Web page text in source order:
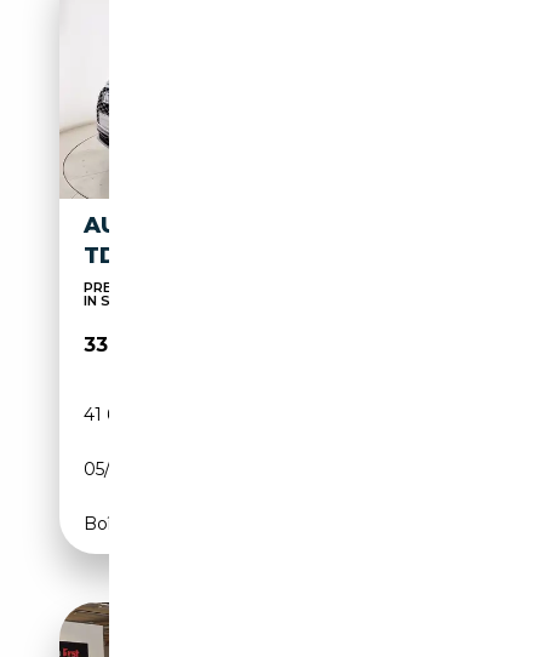
AUDI Q3 SPORTBACK 35 2.0
TDI BUSINESS PLUS S-TRONIC
PREZZO VERO - NESSUN VINCOLO - TEST DRIVE
IN SEDE
33 500€
41 663 km
05/2023
Boîte automatique